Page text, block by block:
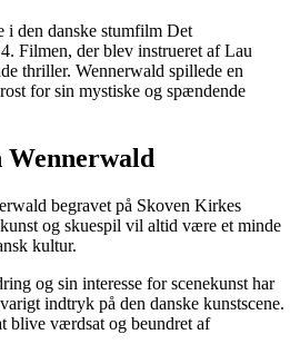
i den danske stumfilm Det
Filmen, der blev instrueret af Lau
thriller. Wennerwald spillede en
for sin mystiske og spændende
begravet på Skoven Kirkes
og skuespil vil altid være et minde
kultur.
og sin interesse for scenekunst har
indtryk på den danske kunstscene.
blive værdsat og beundret af